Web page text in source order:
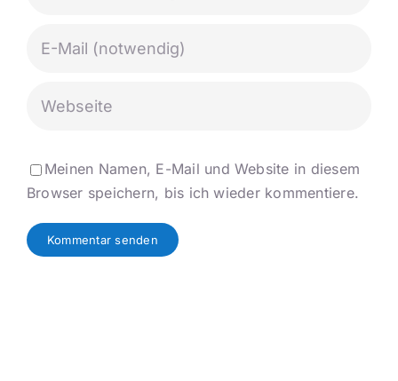
Meinen Namen, E-Mail und Website in diesem
Browser speichern, bis ich wieder kommentiere.